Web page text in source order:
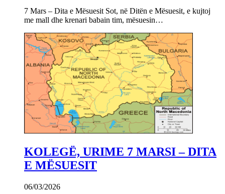
7 Mars – Dita e Mësuesit Sot, në Ditën e Mësuesit, e kujtoj
me mall dhe krenari babain tim, mësuesin…
KOLEGË, URIME 7 MARSI – DITA
E MËSUESIT
06/03/2026